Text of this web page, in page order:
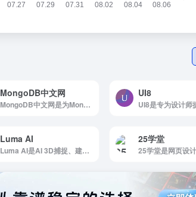
MongoDB中文网
MongoDB中文网是为MongoDB数据库用户和开发者提供服务的网站
UI8
Luma AI
Luma AI是AI 3D捕捉、建模和渲染
25学堂